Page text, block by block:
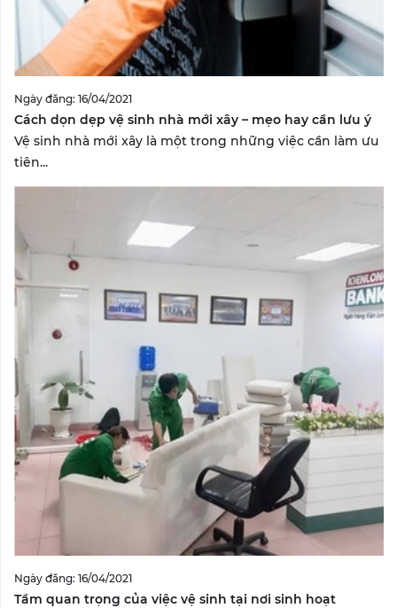
Ngày đăng: 16/04/2021
Cách dọn dẹp vệ sinh nhà mới xây – mẹo hay cần lưu ý
Vệ sinh nhà mới xây là một trong những việc cần làm ưu
tiên...
Ngày đăng: 16/04/2021
Tầm quan trọng của việc vệ sinh tại nơi sinh hoạt